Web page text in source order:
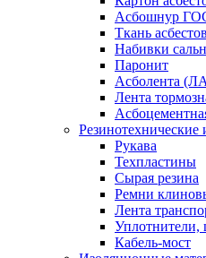
Асбошнур
Ткань
Набивки
Паронит
Асболента
Лента
Резинотехнические
Рукава
Техпластины
Сырая резина
Ремни
Лента
Уплотнители,
Кабель-мост